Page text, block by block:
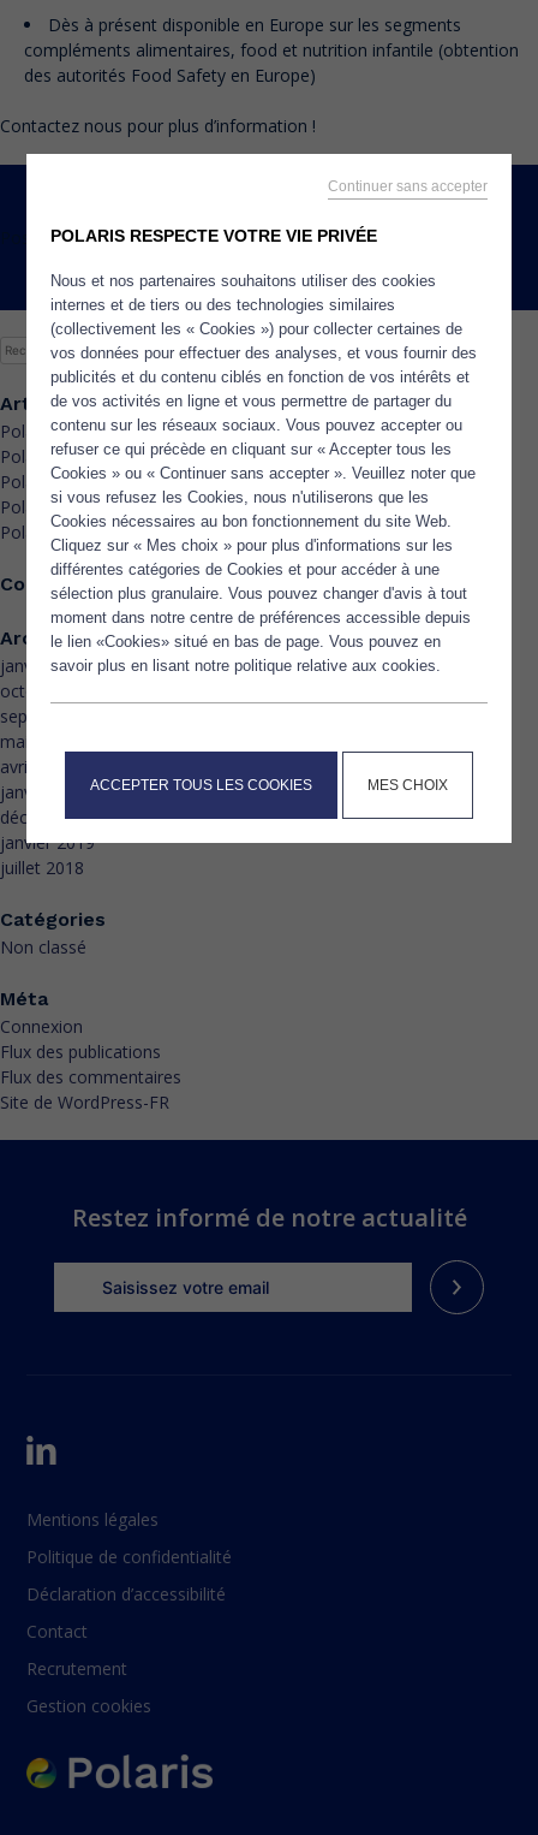
Dès à présent disponible en Europe sur les segments
compléments alimentaires, food et nutrition infantile (obtention
des autorités Food Safety en Europe)
Contactez nous pour plus d’information !
Posted inNon classé
Rechercher :
Articles récents
Polaris – Vitafoods India 2026
Polaris – Supply Side Global 2025
Polaris – Vitafoods Asia 2025
Polaris – FI Asia China 2025
Polaris – Vitafoods Europe 2025
Commentaires récents
Archives
janvier 2026
octobre 2025
septembre 2025
mai 2025
avril 2025
janvier 2025
décembre 2019
janvier 2019
juillet 2018
Catégories
Non classé
Méta
Connexion
Flux des publications
Flux des commentaires
Site de WordPress-FR
Restez informé de notre actualité
Mentions légales
Politique de confidentialité
Déclaration d’accessibilité
Contact
Recrutement
Gestion cookies
POLARIS RESPECTE VOTRE VIE PRIVÉE
Nous et nos partenaires souhaitons utiliser des cookies
internes et de tiers ou des technologies similaires
(collectivement les « Cookies ») pour collecter certaines de
vos données pour effectuer des analyses, et vous fournir des
publicités et du contenu ciblés en fonction de vos intérêts et
de vos activités en ligne et vous permettre de partager du
contenu sur les réseaux sociaux. Vous pouvez accepter ou
refuser ce qui précède en cliquant sur « Accepter tous les
Cookies » ou « Continuer sans accepter ». Veuillez noter que
si vous refusez les Cookies, nous n'utiliserons que les
Cookies nécessaires au bon fonctionnement du site Web.
Cliquez sur « Mes choix » pour plus d'informations sur les
différentes catégories de Cookies et pour accéder à une
sélection plus granulaire. Vous pouvez changer d'avis à tout
moment dans notre centre de préférences accessible depuis
le lien «Cookies» situé en bas de page. Vous pouvez en
savoir plus en lisant notre politique relative aux cookies.
ACCEPTER TOUS LES COOKIES
Continuer sans accepter
MES CHOIX